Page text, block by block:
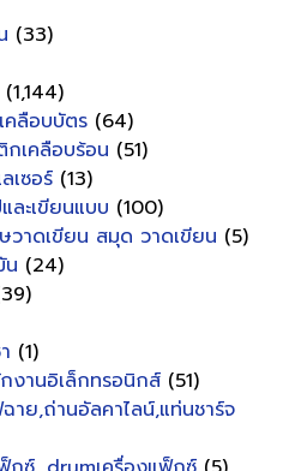
(33)
(1,144)
ลือบบัตร (64)
เคลือบร้อน (51)
เซอร์ (13)
ะเขียนแบบ (100)
วาดเขียน สมุด วาดเขียน (5)
น (24)
(1)
านอิเล็กทรอนิกส์ (51)
าย,ถ่านอัลคาไลน์,แท่นชาร์จ